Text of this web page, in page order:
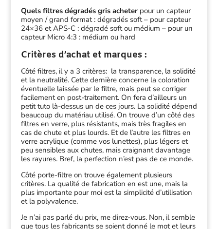
Quels filtres dégradés gris acheterpour un capteur
moyen / grand format : dégradés soft – pour capteur
24×36 et APS-C : dégradé soft ou médium – pour un
capteur Micro 4:3 : médium ou hard
Critères d’achat et marques :
Côté filtres, il y a 3 critères: la transparence, la solidité
et la neutralité. Cette dernière concerne la coloration
éventuelle laissée par le filtre, mais peut se corriger
facilement en post-traitement. On fera d’ailleurs un
petit tuto là-dessus un de ces jours. La solidité dépend
beaucoup du matériau utilisé. On trouve d’un côté des
filtres en verre, plus résistants, mais très fragiles en
cas de chute et plus lourds. Et de l’autre les filtres en
verre acrylique (comme vos lunettes), plus légers et
peu sensibles aux chutes, mais craignant davantage
les rayures. Bref, la perfection n’est pas de ce monde.
Côté porte-filtre on trouve également plusieurs
critères. La qualité de fabrication en est une, mais la
plus importante pour moi est la simplicité d’utilisation
et la polyvalence.
Je n’ai pas parlé du prix, me direz-vous. Non, il semble
que tous les fabricants se soient donné le mot et leurs